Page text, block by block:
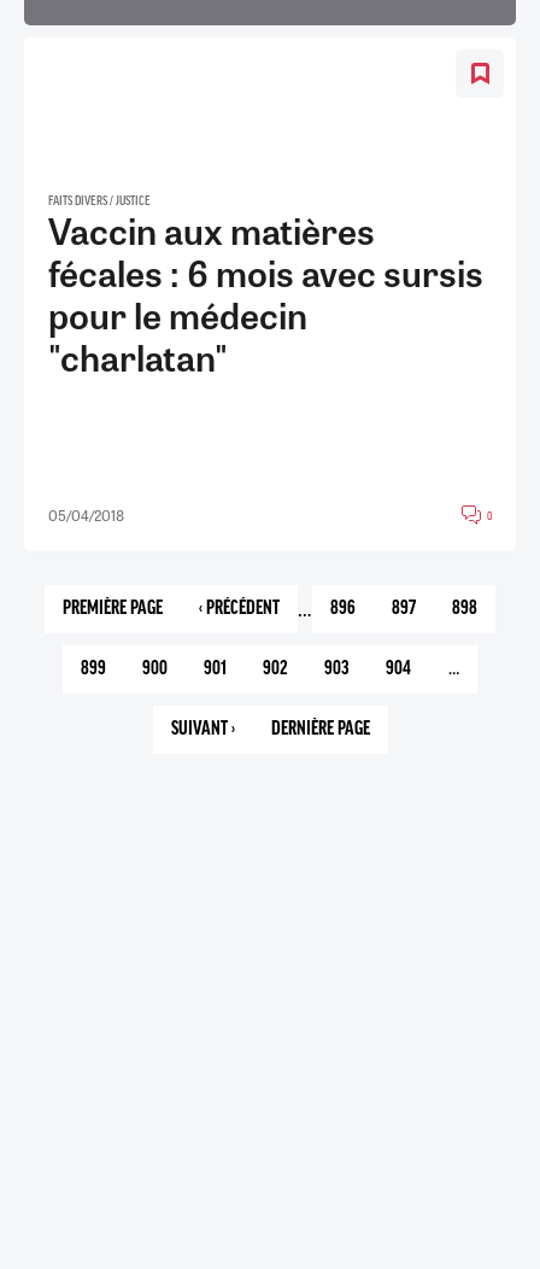
FAITS DIVERS / JUSTICE
Vaccin aux matières
fécales : 6 mois avec sursis
pour le médecin
"charlatan"
05/04/2018 0
PREMIÈRE PAGE
1
PAGE
‹ PRÉCÉDENT … PAGE
896 PAGE
897 PAGE
898
PAGE
899
PAGE
900 PAGE
901 PAGE
902 PAGE
903 PAGE
904 …
PAGE
SUIVANT › DERNIÈRE PAGE
1089